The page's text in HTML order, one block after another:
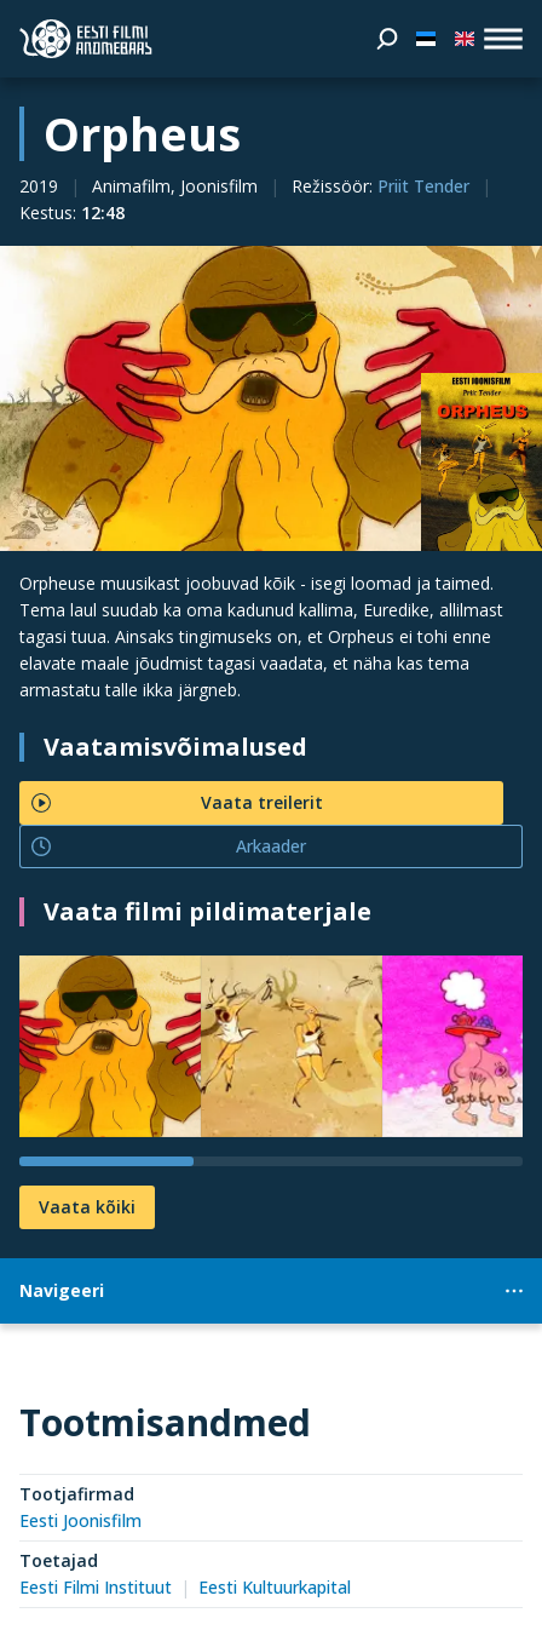
Orpheus
2019 Animafilm, Joonisfilm Režissöör: Priit Tender
Kestus: 12:48
Orpheuse muusikast joobuvad kõik - isegi loomad ja taimed.
Tema laul suudab ka oma kadunud kallima, Euredike, allilmast
tagasi tuua. Ainsaks tingimuseks on, et Orpheus ei tohi enne
elavate maale jõudmist tagasi vaadata, et näha kas tema
armastatu talle ikka järgneb.
Vaatamisvõimalused
Vaata treilerit
Arkaader
Vaata filmi pildimaterjale
Vaata kõiki
Navigeeri
Tootmisandmed
Tootjafirmad
Eesti Joonisfilm
Toetajad
Eesti Filmi Instituut
Eesti Kultuurkapital